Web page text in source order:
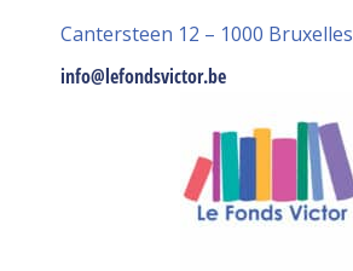
Cantersteen 12 – 1000 Bruxelles
info@lefondsvictor.be